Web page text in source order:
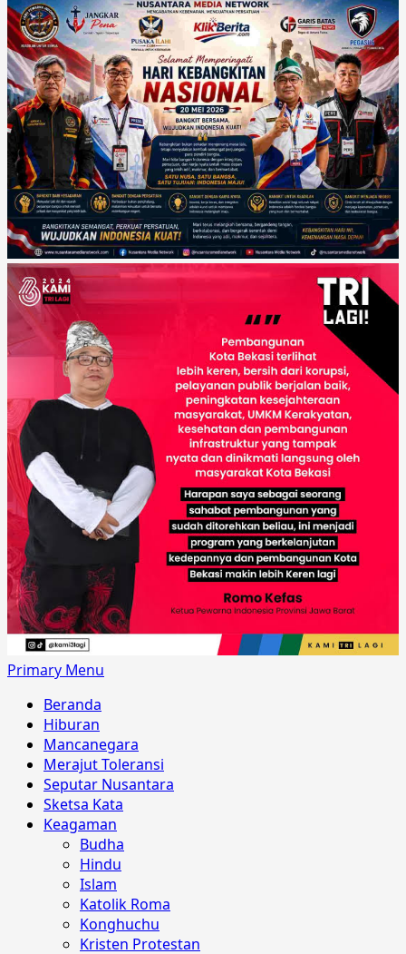
Primary Menu
Beranda
Hiburan
Mancanegara
Merajut Toleransi
Seputar Nusantara
Sketsa Kata
Keagaman
Budha
Hindu
Islam
Katolik Roma
Konghuchu
Kristen Protestan